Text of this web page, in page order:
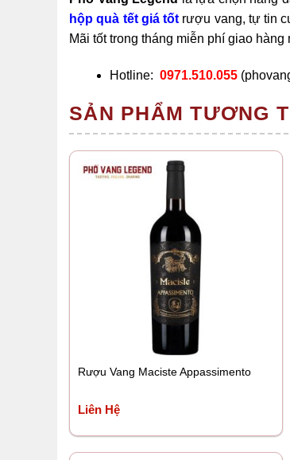
hộp quà tết giá tốt rượu vang, tự tin
Mãi tốt trong tháng miễn phí giao hàng
Hotline: 0971.510.055
SẢN PHẨM TƯƠNG
Rượu Vang Maciste Appassimento
Liên Hệ